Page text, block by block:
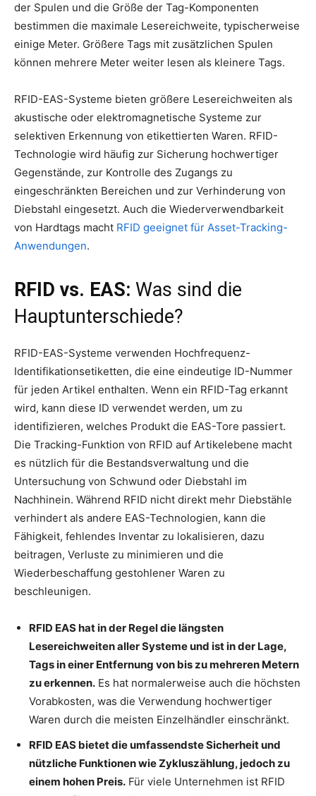
der Spulen und die Größe der Tag-Komponenten
bestimmen die maximale Lesereichweite, typischerweise
einige Meter. Größere Tags mit zusätzlichen Spulen
können mehrere Meter weiter lesen als kleinere Tags.
RFID-EAS-Systeme bieten größere Lesereichweiten als
akustische oder elektromagnetische Systeme zur
selektiven Erkennung von etikettierten Waren. RFID-
Technologie wird häufig zur Sicherung hochwertiger
Gegenstände, zur Kontrolle des Zugangs zu
eingeschränkten Bereichen und zur Verhinderung von
Diebstahl eingesetzt. Auch die Wiederverwendbarkeit
von Hardtags macht RFID geeignet für Asset-Tracking-
Anwendungen.
RFID vs. EAS: Was sind die
Hauptunterschiede?
RFID-EAS-Systeme verwenden Hochfrequenz-
Identifikationsetiketten, die eine eindeutige ID-Nummer
für jeden Artikel enthalten. Wenn ein RFID-Tag erkannt
wird, kann diese ID verwendet werden, um zu
identifizieren, welches Produkt die EAS-Tore passiert.
Die Tracking-Funktion von RFID auf Artikelebene macht
es nützlich für die Bestandsverwaltung und die
Untersuchung von Schwund oder Diebstahl im
Nachhinein. Während RFID nicht direkt mehr Diebstähle
verhindert als andere EAS-Technologien, kann die
Fähigkeit, fehlendes Inventar zu lokalisieren, dazu
beitragen, Verluste zu minimieren und die
Wiederbeschaffung gestohlener Waren zu
beschleunigen.
RFID EAS hat in der Regel die längsten
Lesereichweiten aller Systeme und ist in der Lage,
Tags in einer Entfernung von bis zu mehreren Metern
zu erkennen. Es hat normalerweise auch die höchsten
Vorabkosten, was die Verwendung hochwertiger
Waren durch die meisten Einzelhändler einschränkt.
RFID EAS bietet die umfassendste Sicherheit und
nützliche Funktionen wie Zykluszählung, jedoch zu
einem hohen Preis. Für viele Unternehmen ist RFID